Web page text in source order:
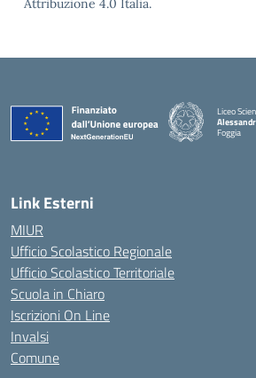
Attribuzione 4.0 Italia.
Liceo
Foggia
— Visita
Link Esterni
MIUR
Ufficio Scolastico Regionale
Ufficio Scolastico Territoriale
Scuola in Chiaro
Iscrizioni On Line
Invalsi
Comune